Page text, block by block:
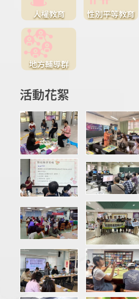
人權教育 性別平等教育
地方輔導群
活動花絮